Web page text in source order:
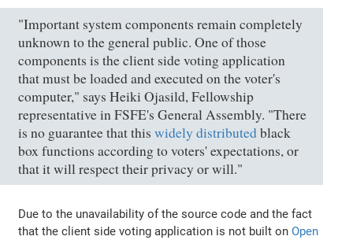
"Important system components remain completely
unknown to the general public. One of those
components is the client side voting application
that must be loaded and executed on the voter's
computer," says Heiki Ojasild, Fellowship
representative in FSFE's General Assembly. "There
is no guarantee that thiswidely distributedblack
box functions according to voters' expectations, or
that it will respect their privacy or will."
Due to the unavailability of the source code and the fact
that the client side voting application is not built onOpen